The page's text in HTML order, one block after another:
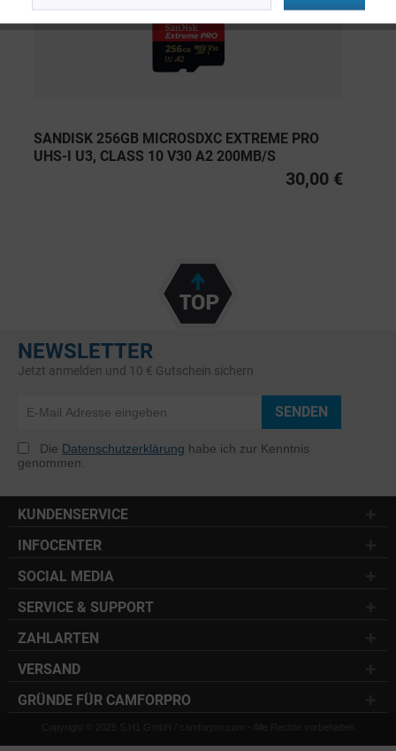
SANDISK 256GB MICROSDXC EXTREME PRO
UHS-I U3, CLASS 10 V30 A2 200MB/S
30,00 €
NEWSLETTER
Jetzt anmelden und 10 € Gutschein sichern
SENDEN
Die Datenschutzerklärung habe ich zur Kenntnis
genommen.
KUNDENSERVICE
INFOCENTER
SOCIAL MEDIA
SERVICE & SUPPORT
ZAHLARTEN
VERSAND
GRÜNDE FÜR CAMFORPRO
Copyright © 2025 S.H1 GmbH / camforpro.com - Alle Rechte vorbehalten